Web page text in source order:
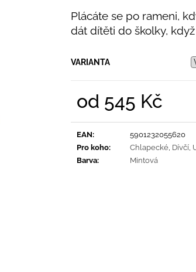
Plácáte se po rameni,
dát dítěti do školky,
VARIANTA
od 545 Kč
EAN:
5901232055620
Pro koho: Chlapecké Dívčí
Barva: Mintová
435 Kč